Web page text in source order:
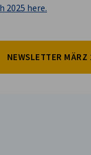
2025 here.
NEWSLETTER